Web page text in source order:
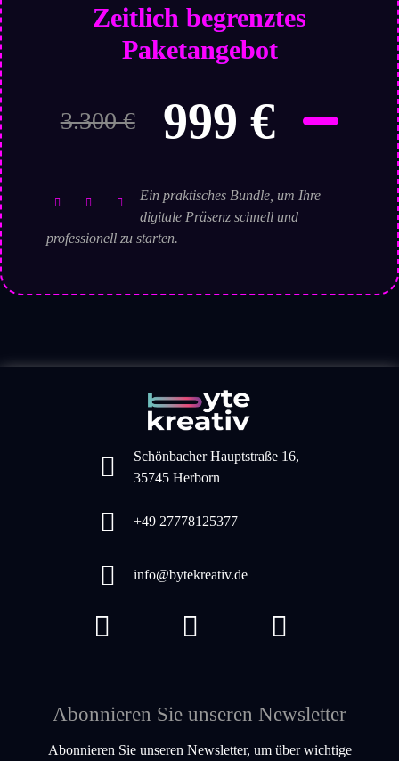
Zeitlich begrenztes
Paketangebot
3.300 € 999 €
Ein praktisches Bundle, um Ihre
digitale Präsenz schnell und
professionell zu starten.
Schönbacher Hauptstraße 16,
35745 Herborn
+49 27778125377
info@bytekreativ.de
Abonnieren Sie unseren Newsletter
Abonnieren Sie unseren Newsletter, um über wichtige